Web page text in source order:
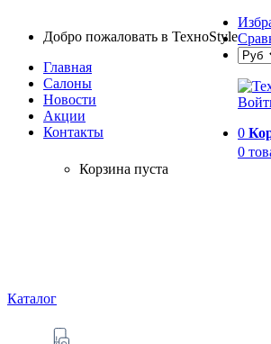
Добро пожаловать в TexноStyle
Главная
Салоны
Новости
Aкции
Контакты
0
0
Корзина пуста
Каталог